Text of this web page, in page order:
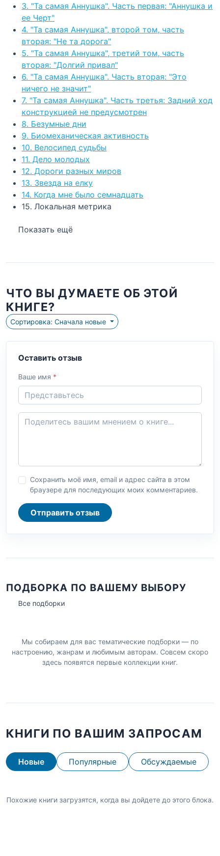
3. "Та самая Аннушка". Часть первая: "Аннушка и
ее Черт"
4. "Та самая Аннушка", второй том, часть
вторая: "Не та дорога"
5. "Та самая Аннушка", третий том, часть
вторая: "Долгий привал"
6. "Та самая Аннушка". Часть вторая: "Это
ничего не значит"
7. "Та самая Аннушка". Часть третья: Задний ход
конструкцией не предусмотрен
8. Безумные дни
9. Биомеханическая активность
10. Велосипед судьбы
11. Дело молодых
12. Дороги разных миров
13. Звезда на елку
14. Когда мне было семнадцать
15. Локальная метрика
Показать ещё
ЧТО ВЫ ДУМАЕТЕ ОБ ЭТОЙ
КНИГЕ?
Сортировка: Сначала новые
Оставить отзыв
Ваше имя *
Сохранить моё имя, email и адрес сайта в этом
браузере для последующих моих комментариев.
Отправить отзыв
ПОДБОРКА ПО ВАШЕМУ ВЫБОРУ
Все подборки
Мы собираем для вас тематические подборки — по
настроению, жанрам и любимым авторам. Совсем скоро
здесь появятся первые коллекции книг.
КНИГИ ПО ВАШИМ ЗАПРОСАМ
Новые Популярные Обсуждаемые
Похожие книги загрузятся, когда вы дойдете до этого блока.